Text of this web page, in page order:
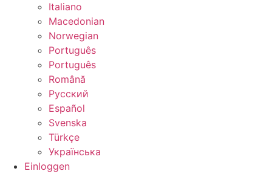
Italiano
Macedonian
Norwegian
Português
Português
Română
Русский
Español
Svenska
Türkçe
Українська
Einloggen